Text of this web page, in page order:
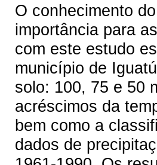
O conhecimento
importância para
com este estudo
município de
solo: 100, 75 e 50
acréscimos da
bem como a
dados de